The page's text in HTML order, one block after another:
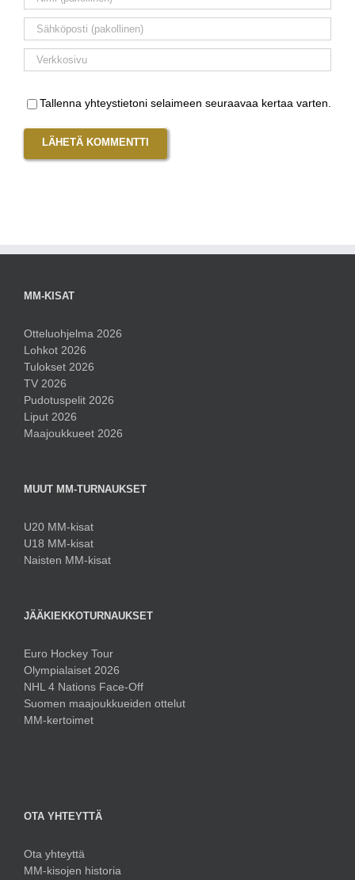
Tallenna yhteystietoni selaimeen seuraavaa kertaa varten.
MM-KISAT
Otteluohjelma 2026
Lohkot 2026
Tulokset 2026
TV 2026
Pudotuspelit 2026
Liput 2026
Maajoukkueet 2026
MUUT MM-TURNAUKSET
U20 MM-kisat
U18 MM-kisat
Naisten MM-kisat
JÄÄKIEKKOTURNAUKSET
Euro Hockey Tour
Olympialaiset 2026
NHL 4 Nations Face-Off
Suomen maajoukkueiden ottelut
MM-kertoimet
OTA YHTEYTTÄ
Ota yhteyttä
MM-kisojen historia